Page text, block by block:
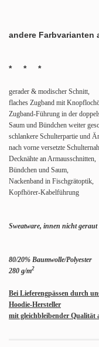
andere Farbvarianten
* * *
gerader & modischer Schnitt,
flaches Zugband mit
Zugband-Führung in der
Saum und Bündchen weiter
schlankere Schulterpartie und
nach vorne versetzte
Decknähte an Armausschnitten,
Bündchen und Saum,
Nackenband in Fischgrätoptik,
Kopfhörer-Kabelführung
Sweatware, innen nicht geraut
80/20% Baumwolle/Polyester
280 g/m2
Bei Lieferengpässen durch
Hoodie-Hersteller
mit gleichbleibender Qualität